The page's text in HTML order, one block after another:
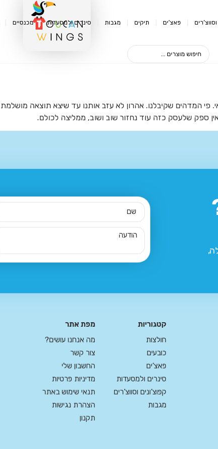
פאצ’ים תיקים מגבות סינרים ולמסעדות מכנסיים
פי המדהים שקיבלנו. אהרון לא עזב אותנו עד שיצא תוצאה
ספק שלעסק כזה עוד נחזור שוב ושוב, ממליצה לכולם.
קטגוריות
חולצות
כובעים
פאצ’ים
סינרים ולמסעדות
קפוצ’ונים וסווצ’רים
מגבות
מפת אתר
מה אנחנו עושים?
צור קשר
החשבון שלי
מדיניות פרטיות
תנאי שימוש באתר
הצהרת נגישות
תקנון